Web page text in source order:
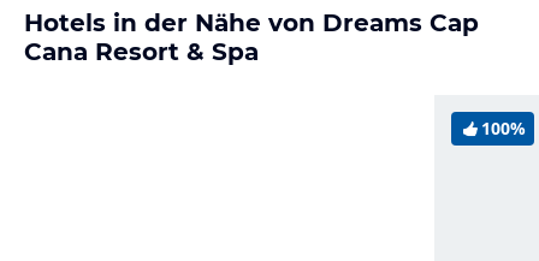
Hotels in der Nähe von Dreams Cap
Cana Resort & Spa
100%